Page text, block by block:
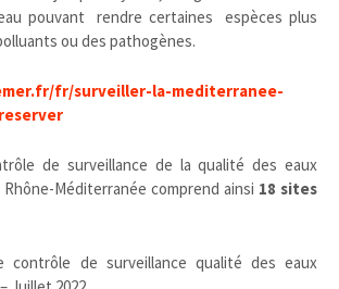
pouvant rendre certaines espèces plus
ou des pathogènes.
fr/surveiller-la-mediterranee-
de surveillance de la qualité des eaux
Méditerranée comprend ainsi 18 sites
contrôle de surveillance qualité des eaux